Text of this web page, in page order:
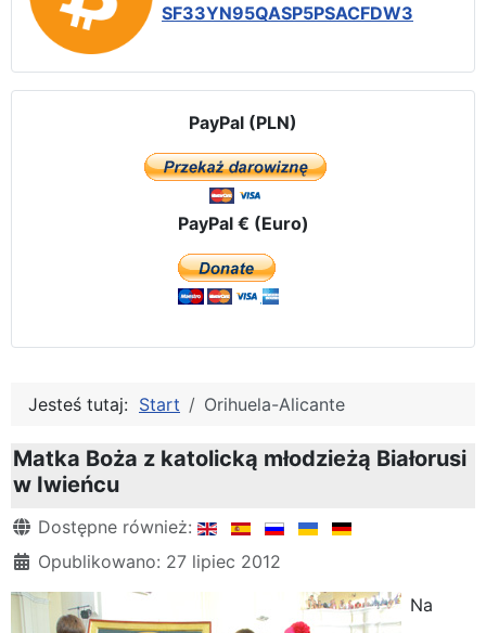
SF33YN95QASP5PSACFDW3
PayPal (PLN)
PayPal € (Euro)
Jesteś tutaj: Start Orihuela-Alicante
Matka Boża z katolicką młodzieżą Białorusi
w Iwieńcu
Szczegóły
Dostępne również:
Opublikowano: 27 lipiec 2012
Na